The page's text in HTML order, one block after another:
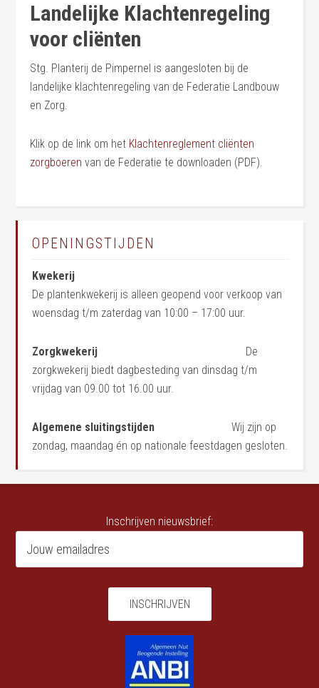
Landelijke Klachtenregeling
voor cliënten
Stg. Planterij de Pimpernel is aangesloten bij de
landelijke klachtenregeling van de Federatie Landbouw
en Zorg.
Klik op de link om het Klachtenreglement cliënten
zorgboeren van de Federatie te downloaden (PDF).
OPENINGSTIJDEN
Kwekerij
De plantenkwekerij is alleen geopend voor verkoop van
woensdag t/m zaterdag van 10:00 – 17:00 uur.
Zorgkwekerij De
zorgkwekerij biedt dagbesteding van dinsdag t/m
vrijdag van 09.00 tot 16.00 uur.
Algemene sluitingstijdenWij zijn op
zondag, maandag én op nationale feestdagen gesloten.
Inschrijven nieuwsbrief: